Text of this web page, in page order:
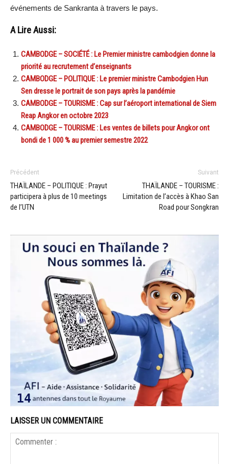
événements de Sankranta à travers le pays.
A Lire Aussi:
CAMBODGE – SOCIÉTÉ : Le Premier ministre cambodgien donne la
priorité au recrutement d’enseignants
CAMBODGE – POLITIQUE : Le premier ministre Cambodgien Hun
Sen dresse le portrait de son pays après la pandémie
CAMBODGE – TOURISME : Cap sur l’aéroport international de Siem
Reap Angkor en octobre 2023
CAMBODGE – TOURISME : Les ventes de billets pour Angkor ont
bondi de 1 000 % au premier semestre 2022
Précédent
THAÏLANDE – POLITIQUE : Prayut
participera à plus de 10 meetings
de l’UTN
Suivant
THAÏLANDE – TOURISME :
Limitation de l’accès à Khao San
Road pour Songkran
LAISSER UN COMMENTAIRE